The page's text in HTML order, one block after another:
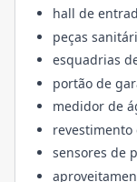
hall de
peças
esquadrias
portão de
medidor de
sensores de